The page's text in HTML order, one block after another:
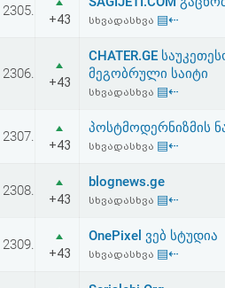
აღდგენა
HTML
სალიცენზიო
შეთანხმება
პასუხისმგებლობის
უარყოფა
2305.
+43 სხვადასხვა ▤⇠
2306.
+43
CHATER.GE
მეგობრული საიტი
სხვადასხვა ▤⇠
2307.
+43
პოსტმოდერნიზმის
სხვადასხვა ▤⇠
2308.
+43
blognews.ge
სხვადასხვა ▤⇠
2309.
+43
OnePixel ვებ სტუდია
სხვადასხვა ▤⇠